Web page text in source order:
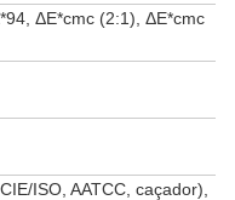
ΔE*cmc (2:1), ΔE*cmc
ISO, AATCC, caçador),